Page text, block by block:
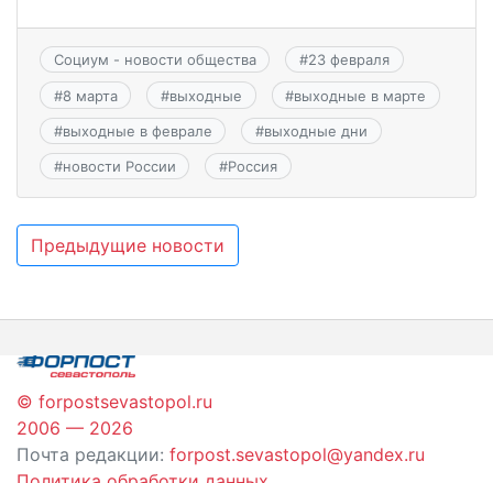
Социум - новости общества #23 февраля
#8 марта #выходные #выходные в марте
#выходные в феврале #выходные дни
#новости России #Россия
Навигация
записям
Предыдущие новости
© forpostsevastopol.ru
2006 — 2026
Почта редакции: forpost.sevastopol@yandex.ru